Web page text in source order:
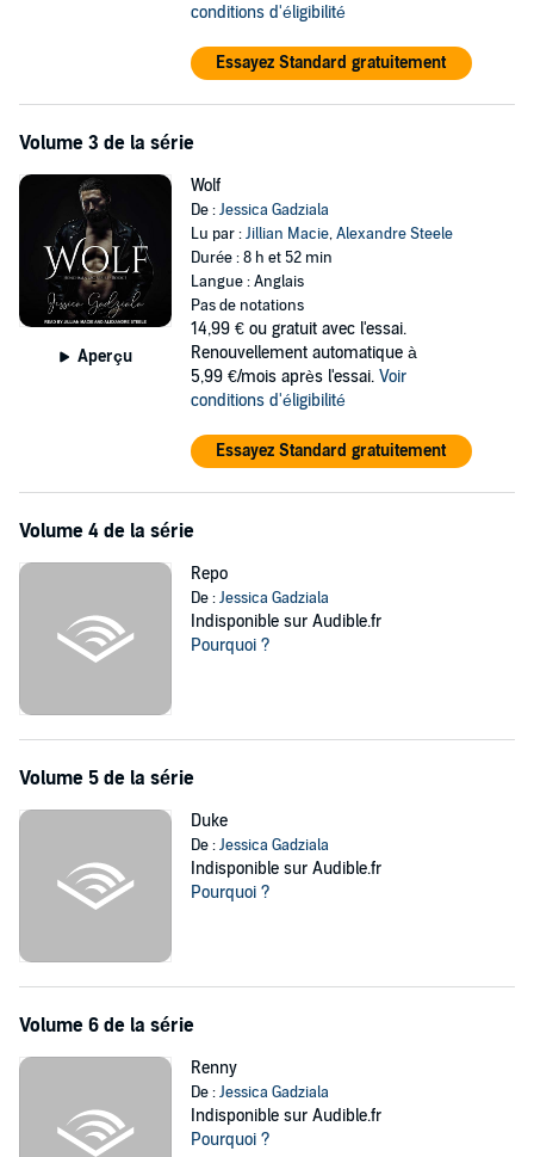
conditions d'éligibilité
Essayez Standard gratuitement
Volume 3 de la série
Aperçu
Wolf
De :Jessica Gadziala
Lu par :Jillian Macie,Alexandre Steele
Durée : 8 h et 52 min
Langue : Anglais
Pas de notations
14,99 € ou gratuit avec l'essai.
Renouvellement automatique à
5,99 €/mois après l'essai. Voir
conditions d'éligibilité
Essayez Standard gratuitement
Volume 4 de la série
Repo
De :Jessica Gadziala
Indisponible sur Audible.fr
Pourquoi ?
Volume 5 de la série
Duke
De :Jessica Gadziala
Indisponible sur Audible.fr
Pourquoi ?
Volume 6 de la série
Renny
De :Jessica Gadziala
Indisponible sur Audible.fr
Pourquoi ?